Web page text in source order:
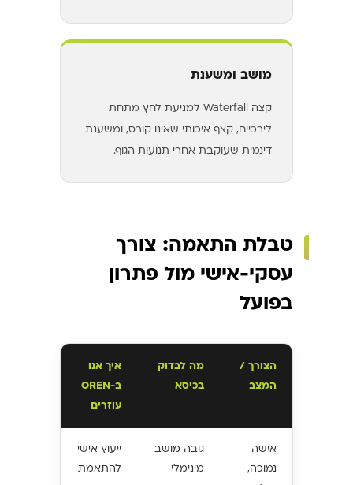
מושב ומשענת
קצה Waterfall למניעת לחץ מתחת
לירכיים, קצף איכותי שאינו קורס, ומשענת
דינמית שעוקבת אחרי תנועות הגוף.
טבלת התאמה: צורך
עסקי-אישי מול פתרון
בפועל
הצורך /
המצב
מה לבדוק
בכיסא
איך אנו
ב-OREN
עוזרים
אישה
נמוכה,
גובה מושב
מינימלי
ייעוץ אישי
להתאמת